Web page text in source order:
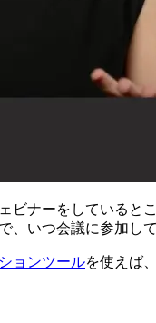
ビナーをしていると
、いつ会議に参加し
ョンツールを使えば